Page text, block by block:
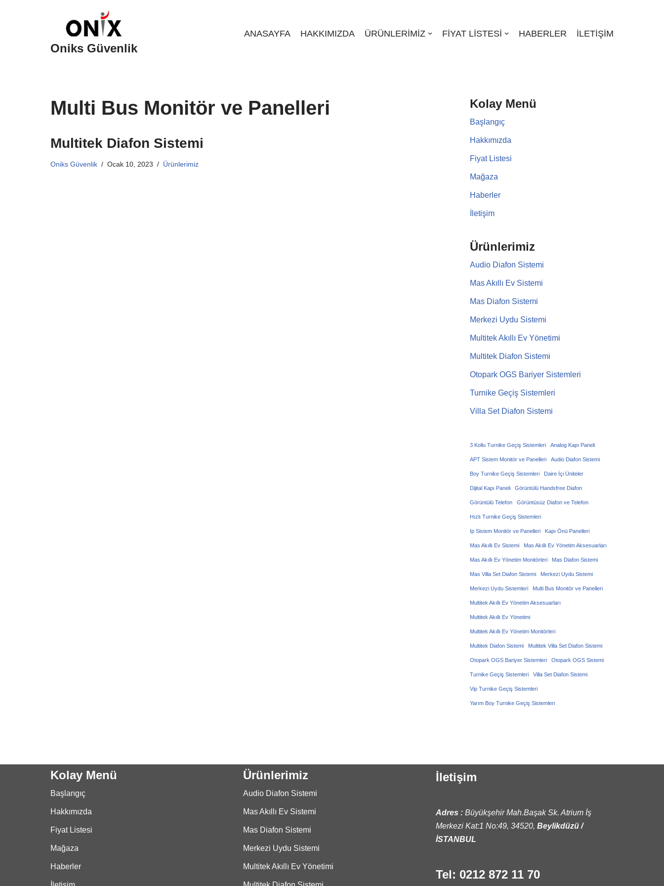
Oniks Güvenlik
ANASAYFA HAKKIMIZDA ÜRÜNLERIMIZ FIYAT LISTESI HABERLER İLETIŞIM
Multi Bus Monitör ve Panelleri
Multitek Diafon Sistemi
Oniks Güvenlik Ocak 10, 2023 Ürünlerimiz
Kolay Menü
Başlangıç
Hakkımızda
Fiyat Listesi
Mağaza
Haberler
İletişim
Ürünlerimiz
Audio Diafon Sistemi
Mas Akıllı Ev Sistemi
Mas Diafon Sistemi
Merkezi Uydu Sistemi
Multitek Akıllı Ev Yönetimi
Multitek Diafon Sistemi
Otopark OGS Bariyer Sistemleri
Turnike Geçiş Sistemleri
Villa Set Diafon Sistemi
3 Kollu Turnike Geçiş Sistemleri Analog Kapı Paneli
APT Sistem Monitör ve Panelleri Audio Diafon Sistemi
Boy Turnike Geçiş Sistemleri Daire İçi Üniteler
Dijital Kapı Paneli Görüntülü Handsfree Diafon
Görüntülü Telefon Görüntüsüz Diafon ve Telefon
Hızlı Turnike Geçiş Sistemleri
Ip Sistem Monitör ve Panelleri Kapı Önü Panelleri
Mas Akıllı Ev Sistemi Mas Akıllı Ev Yönetim Aksesuarları
Mas Akıllı Ev Yönetim Monitörleri Mas Diafon Sistemi
Mas Villa Set Diafon Sistemi Merkezi Uydu Sistemi
Merkezi Uydu Sistemleri Multi Bus Monitör ve Panelleri
Multitek Akıllı Ev Yönetim Aksesuarları
Multitek Akıllı Ev Yönetimi
Multitek Akıllı Ev Yönetim Monitörleri
Multitek Diafon Sistemi Multitek Villa Set Diafon Sistemi
Otopark OGS Bariyer Sistemleri Otopark OGS Sistemi
Turnike Geçiş Sistemleri Villa Set Diafon Sistemi
Vip Turnike Geçiş Sistemleri
Yarım Boy Turnike Geçiş Sistemleri
Kolay Menü
Başlangıç
Hakkımızda
Fiyat Listesi
Mağaza
Haberler
Ürünlerimiz
Audio Diafon Sistemi
Mas Akıllı Ev Sistemi
Mas Diafon Sistemi
Merkezi Uydu Sistemi
Multitek Akıllı Ev Yönetimi
İletişim
Adres : Büyükşehir Mah.Başak Sk. Atrium İş
Merkezi Kat:1 No:49, 34520, Beylikdüzü /
İSTANBUL
Tel: 0212 872 11 70